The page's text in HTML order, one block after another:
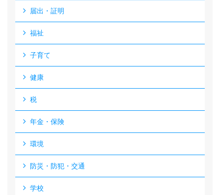
届出・証明
福祉
子育て
健康
税
年金・保険
環境
防災・防犯・交通
学校